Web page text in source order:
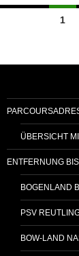
1
ÜBERSICHT
ENTFERNUNG
BOGENLAND
PSV
BOW-LAND